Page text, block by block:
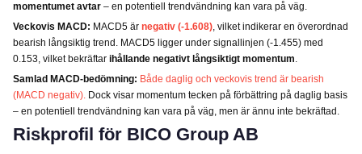
momentumet avtar – en potentiell trendvändning kan vara på väg.
Veckovis MACD: MACD5 är negativ (-1.608), vilket indikerar en överordnad
bearish långsiktig trend. MACD5 ligger under signallinjen (-1.455) med
0.153, vilket bekräftar ihållande negativt långsiktigt momentum.
Samlad MACD-bedömning: Både daglig och veckovis trend är bearish
(MACD negativ). Dock visar momentum tecken på förbättring på daglig basis
– en potentiell trendvändning kan vara på väg, men är ännu inte bekräftad.
Riskprofil för BICO Group AB